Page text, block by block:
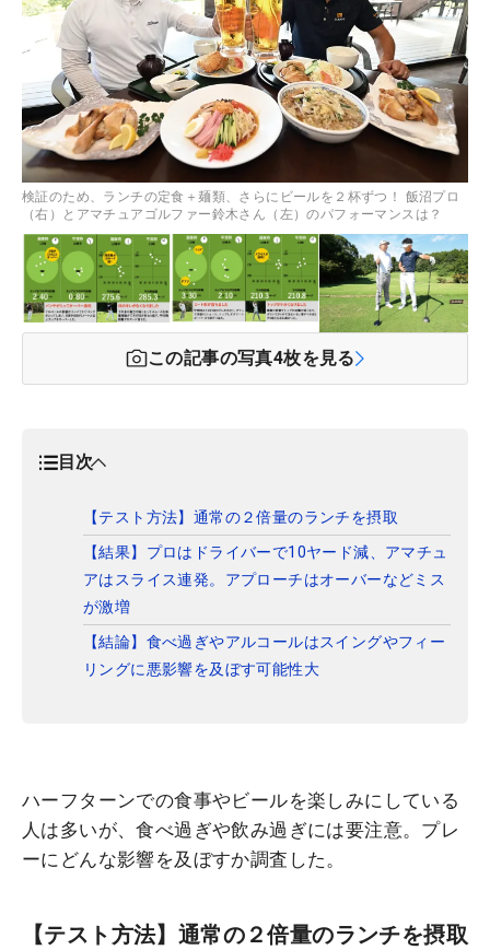
検証のため、ランチの定食＋麺類、さらにビールを２杯ずつ！ 飯沼プロ
（右）とアマチュアゴルファー鈴木さん（左）のパフォーマンスは？
この記事の写真4枚を見る
目次
【テスト方法】通常の２倍量のランチを摂取
【結果】プロはドライバーで10ヤード減、アマチュ
アはスライス連発。アプローチはオーバーなどミス
が激増
【結論】食べ過ぎやアルコールはスイングやフィー
リングに悪影響を及ぼす可能性大
ハーフターンでの食事やビールを楽しみにしている
人は多いが、食べ過ぎや飲み過ぎには要注意。プレ
ーにどんな影響を及ぼすか調査した。
【テスト方法】通常の２倍量のランチを摂取